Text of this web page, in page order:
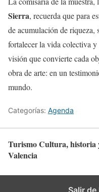
Sierra, recuerda que para
de acumulación de riqueza,
fortalecer la vida colectiva
visión que convierte cada
obra de arte: en un
mundo.
Categorías: Agenda
Turismo Cultura, historia
Valencia